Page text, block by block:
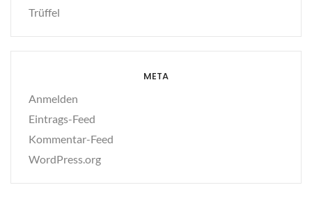
Trüffel
META
Anmelden
Eintrags-Feed
Kommentar-Feed
WordPress.org